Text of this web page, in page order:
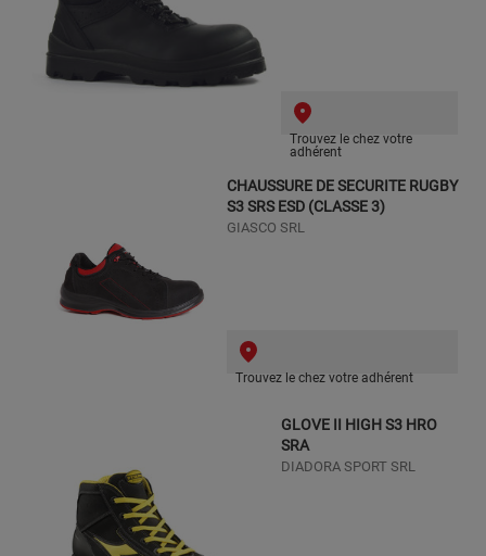
Trouvez le chez votre
adhérent
CHAUSSURE DE SECURITE RUGBY
S3 SRS ESD (CLASSE 3)
GIASCO SRL
Trouvez le chez votre adhérent
GLOVE II HIGH S3 HRO
SRA
DIADORA SPORT SRL